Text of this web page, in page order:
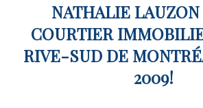
NATHALIE LAUZON
COURTIER
RIVE-SUD DE
2009!